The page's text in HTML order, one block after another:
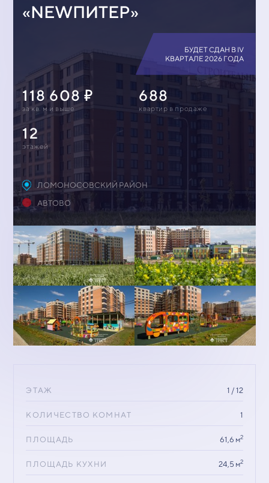
«NEWПИТЕР»
БУДЕТ СДАН В IV
КВАРТАЛЕ 2026 ГОДА
118 608
за кв. м и выше
688
квартир в продаже
12
этажей
ЛОМОНОСОВСКИЙ РАЙОН
АВТОВО
ЭТАЖ 1 / 12
КОЛИЧЕСТВО КОМНАТ 1
ПЛОЩАДЬ 61,6 м2
ПЛОЩАДЬ КУХНИ 24,5 м2